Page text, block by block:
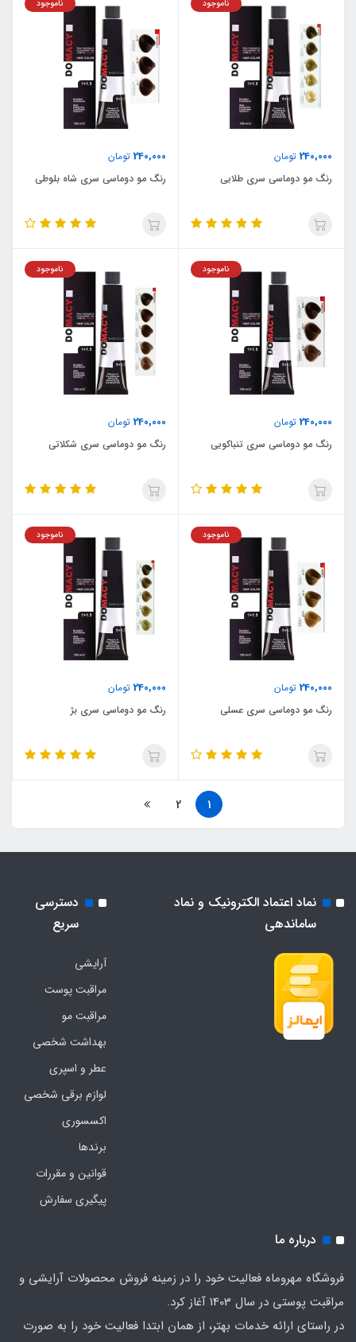
240,000 تومان
ناموجود
رنگ مو دوماسی سری طلایی
240,000 تومان
ناموجود
رنگ مو دوماسی سری شاه بلوطی
240,000 تومان
ناموجود
رنگ مو دوماسی سری تنباکویی
240,000 تومان
ناموجود
رنگ مو دوماسی سری شکلاتی
240,000 تومان
ناموجود
رنگ مو دوماسی سری عسلی
240,000 تومان
ناموجود
رنگ مو دوماسی سری بژ
1
2
نماد اعتماد الکترونیک و نماد
ساماندهی
دسترسی
سریع
آرایشی
مراقبت پوست
مراقبت مو
بهداشت شخصی
عطر و اسپری
لوازم برقی شخصی
اکسسوری
برندها
قوانین و مقررات
پیگیری سفارش
درباره ما
فروشگاه مهروماه فعالیت خود را در زمینه فروش محصولات آرایشی و
مراقبت پوستی در سال 1403 آغاز کرد.
در راستای ارائه خدمات بهتر، از همان ابتدا فعالیت خود را به صورت